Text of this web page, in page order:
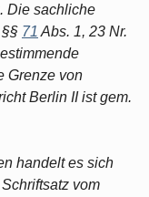
Die sachliche
71 Abs. 1, 23 Nr.
Grenze von
Berlin II ist gem.
handelt es sich
vom